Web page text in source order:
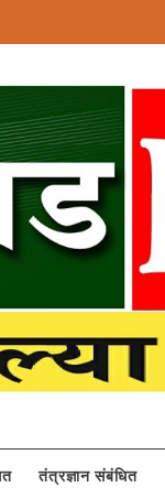
तंत्रज्ञान संबंधित